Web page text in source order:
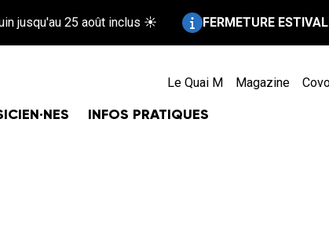
25 août inclus ☀️ Information :
FERMETURE ESTIVALE !
Le Quai M Magazine
INFOS PRATIQUES